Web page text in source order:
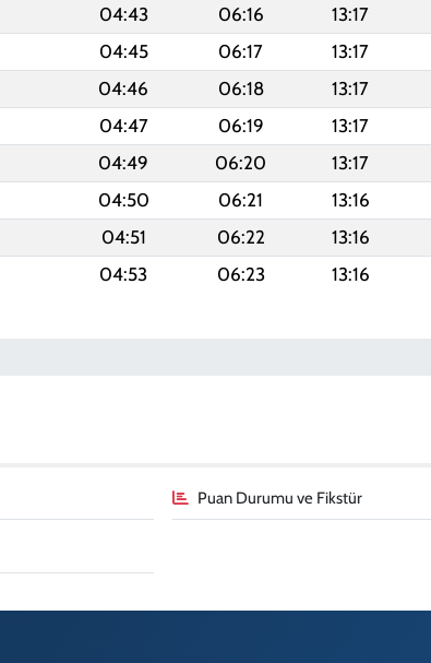
04:43 06:16 13:17
04:45 06:17 13:17
04:46 06:18 13:17
04:47 06:19 13:17
04:49 06:20 13:17
04:50 06:21 13:16
04:51 06:22 13:16
04:53 06:23 13:16
Puan Durumu ve Fikstür